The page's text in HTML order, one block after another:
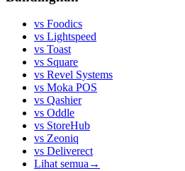
vs Foodics
vs Lightspeed
vs Toast
vs Square
vs Revel Systems
vs Moka POS
vs Qashier
vs Oddle
vs StoreHub
vs Zeoniq
vs Deliverect
Lihat semua →